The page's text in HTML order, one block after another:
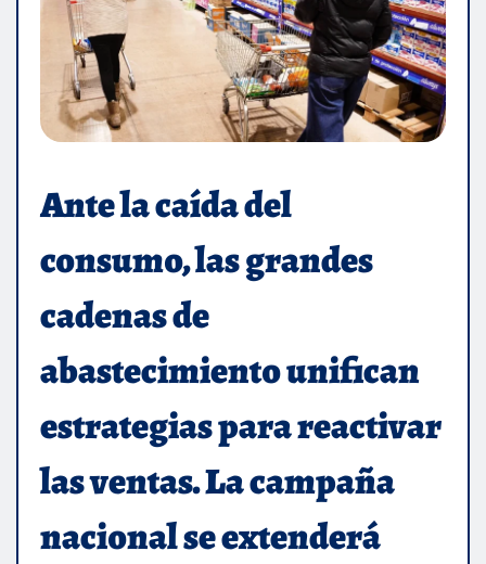
Ante la caída del
consumo, las grandes
cadenas de
abastecimiento unifican
estrategias para reactivar
las ventas. La campaña
nacional se extenderá